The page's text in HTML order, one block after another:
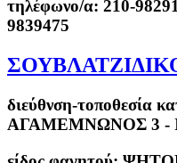
τηλέφωνο/α: 210-
9839475
διεύθνση-τοποθεσία
ΑΓΑΜΕΜΝΩΝΟΣ 3 -